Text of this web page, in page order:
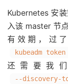
Kubernetes 安
入该 master 节
有效期，过
kubeadm
还需要我
--discovery-